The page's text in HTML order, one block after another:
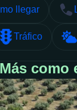
llegar
Tráfico
Más como